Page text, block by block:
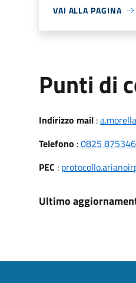
VAI ALLA PAGINA
Punti di
Indirizzo mail:
Telefono :0825 875346
PEC :
Ultimo